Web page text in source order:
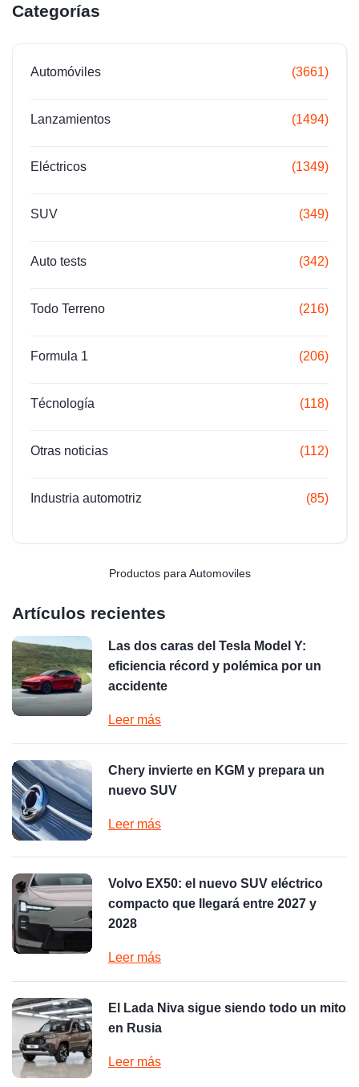
Categorías
Automóviles (3661)
Lanzamientos (1494)
Eléctricos (1349)
SUV (349)
Auto tests (342)
Todo Terreno (216)
Formula 1 (206)
Técnología (118)
Otras noticias (112)
Industria automotriz (85)
Productos para Automoviles
Artículos recientes
Las dos caras del Tesla Model Y:
eficiencia récord y polémica por un
accidente
Leer más
Chery invierte en KGM y prepara un
nuevo SUV
Leer más
Volvo EX50: el nuevo SUV eléctrico
compacto que llegará entre 2027 y
2028
Leer más
El Lada Niva sigue siendo todo un mito
en Rusia
Leer más